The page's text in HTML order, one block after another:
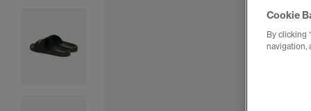
Cookie
By clicking
navigation,